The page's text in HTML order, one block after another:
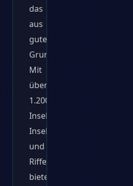
das
aus
gutem
Grund.
Mit
über
1.200
Inseln,
Inselchen
und
Riffen
bietet